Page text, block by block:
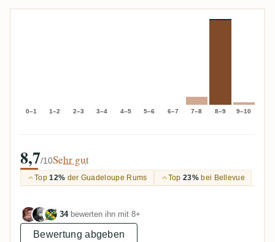
0–1 1–2 2–3 3–4 4–5 5–6 6–7 7–8 8–9 9–10
8,7/10Sehr gut
Top12% der Guadeloupe Rums Top 23%bei Bellevue
34bewerten ihn mit 8+
Bewertung abgeben